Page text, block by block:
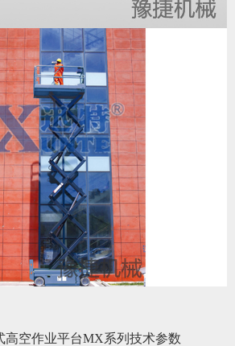
高空作业平台MX系列技术参数